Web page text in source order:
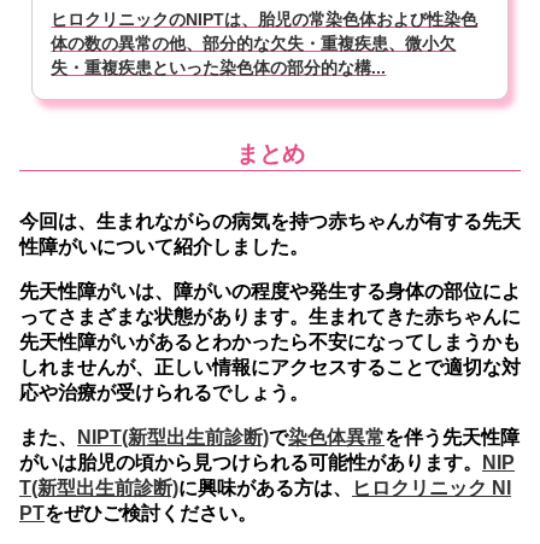
ヒロクリニックのNIPTは、胎児の常染色体および性染色
体の数の異常の他、部分的な欠失・重複疾患、微小欠
失・重複疾患といった染色体の部分的な構...
まとめ
今回は、生まれながらの病気を持つ赤ちゃんが有する先天
性障がいについて紹介しました。
先天性障がいは、障がいの程度や発生する身体の部位によ
ってさまざまな状態があります。生まれてきた赤ちゃんに
先天性障がいがあるとわかったら不安になってしまうかも
しれませんが、正しい情報にアクセスすることで適切な対
応や治療が受けられるでしょう。
また、 NIPT(新型出生前診断)で染色体異常を伴う先天性障
がいは胎児の頃から見つけられる可能性があります。
NIP
T(新型出生前診断)に興味がある方は、
ヒロクリニック NI
PTをぜひご検討ください。